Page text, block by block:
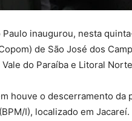
Paulo inaugurou, nesta
de São José dos
do Paraíba e Litoral
houve o descerramento
I), localizado em